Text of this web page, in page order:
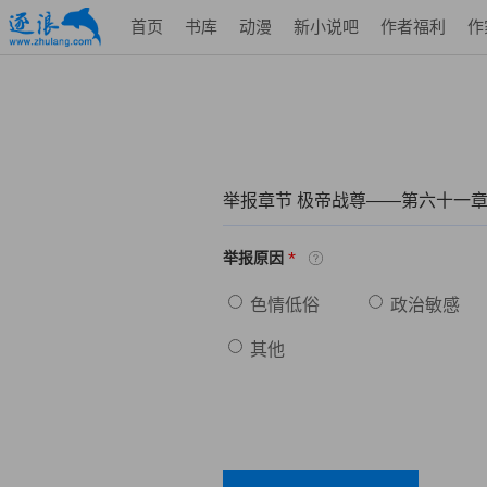
首页 书库 动漫 新小说吧 作者福利 作
举报章节 极帝战尊——第六十一
举报原因 *
色情低俗 政治敏感
其他